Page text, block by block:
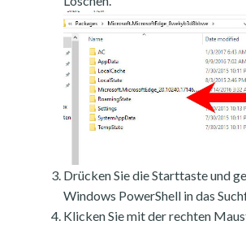
Drücken Sie die Starttaste und
Windows PowerShell in das
Klicken Sie mit der rechten